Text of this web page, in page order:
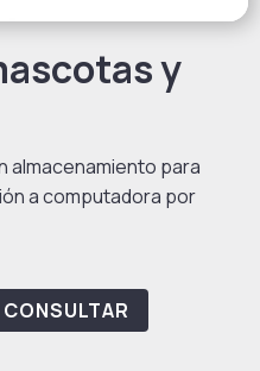
y
almacenamiento para
a computadora por
CONSULTAR